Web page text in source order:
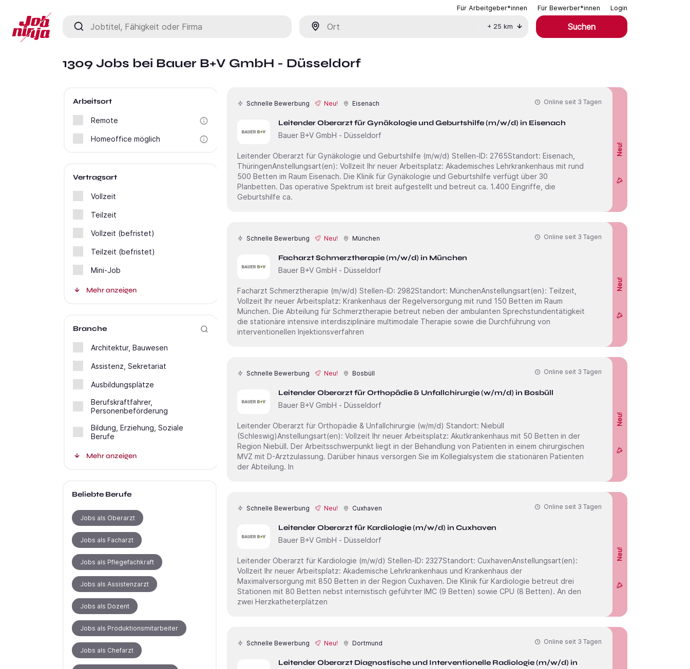
Für Arbeitgeber*innen Für Bewerber*innen Login
Jobtitel, Fähigkeit oder Firma
+ 25 km Suchen
1309 Jobs bei Bauer B+V GmbH - Düsseldorf
Schnelle Bewerbung Neu! Eisenach
Leitender Oberarzt für Gynäkologie und Geburtshilfe (m/w/d) in Eisenach
Bauer B+V GmbH - Düsseldorf
Neu!
Online seit 3 Tagen
Leitender Oberarzt für Gynäkologie und Geburtshilfe (m/w/d) Stellen-ID: 2765Standort: Eisenach,
ThüringenAnstellungsart(en): Vollzeit Ihr neuer Arbeitsplatz: Akademisches Lehrkrankenhaus mit rund
500 Betten im Raum Eisenach. Die Klinik für Gynäkologie und Geburtshilfe verfügt über 30
Planbetten. Das operative Spektrum ist breit aufgestellt und betreut ca. 1.400 Eingriffe, die
Geburtshilfe ca.
Schnelle Bewerbung Neu! München
Facharzt Schmerztherapie (m/w/d) in München
Bauer B+V GmbH - Düsseldorf
Neu!
Online seit 3 Tagen
Facharzt Schmerztherapie (m/w/d) Stellen-ID: 2982Standort: MünchenAnstellungsart(en): Teilzeit,
Vollzeit Ihr neuer Arbeitsplatz: Krankenhaus der Regelversorgung mit rund 150 Betten im Raum
München. Die Abteilung für Schmerztherapie betreut neben der ambulanten Sprechstundentätigkeit
die stationäre intensive interdisziplinäre multimodale Therapie sowie die Durchführung von
interventionellen Injektionsverfahren
Schnelle Bewerbung Neu! Bosbüll
Leitender Oberarzt für Orthopädie & Unfallchirurgie (w/m/d) in Bosbüll
Bauer B+V GmbH - Düsseldorf
Neu!
Online seit 3 Tagen
Leitender Oberarzt für Orthopädie & Unfallchirurgie (w/m/d) Standort: Niebüll
(Schleswig)Anstellungsart(en): Vollzeit Ihr neuer Arbeitsplatz: Akutkrankenhaus mit 50 Betten in der
Region Niebüll. Der Arbeitsschwerpunkt liegt in der Behandlung von Patienten in einem chirurgischen
MVZ mit D-Arztzulassung. Darüber hinaus versorgen Sie im Kollegialsystem die stationären Patienten
der Abteilung. In
Schnelle Bewerbung Neu! Cuxhaven
Leitender Oberarzt für Kardiologie (m/w/d) in Cuxhaven
Bauer B+V GmbH - Düsseldorf
Neu!
Online seit 3 Tagen
Leitender Oberarzt für Kardiologie (m/w/d) Stellen-ID: 2327Standort: CuxhavenAnstellungsart(en):
Vollzeit Ihr neuer Arbeitsplatz: Akademische Lehrkrankenhaus und Krankenhaus der
Maximalversorgung mit 850 Betten in der Region Cuxhaven. Die Klinik für Kardiologie betreut drei
Stationen mit 80 Betten nebst internistisch geführter IMC (9 Betten) sowie CPU (8 Betten). An den
zwei Herzkatheterplätzen
Schnelle Bewerbung Neu! Dortmund
Leitender Oberarzt Diagnostische und Interventionelle Radiologie (m/w/d) in
Online seit 3 Tagen
Arbeitsort
Remote
Homeoffice möglich
Vertragsart
Vollzeit
Teilzeit
Vollzeit (befristet)
Teilzeit (befristet)
Mini-Job
Mehr anzeigen
Branche
Architektur, Bauwesen
Assistenz, Sekretariat
Ausbildungsplätze
Berufskraftfahrer,
Personenbeförderung
Bildung, Erziehung, Soziale
Berufe
Mehr anzeigen
Beliebte Berufe
Jobs als Oberarzt
Jobs als Facharzt
Jobs als Pflegefachkraft
Jobs als Assistenzarzt
Jobs als Dozent
Jobs als Produktionsmitarbeiter
Jobs als Chefarzt